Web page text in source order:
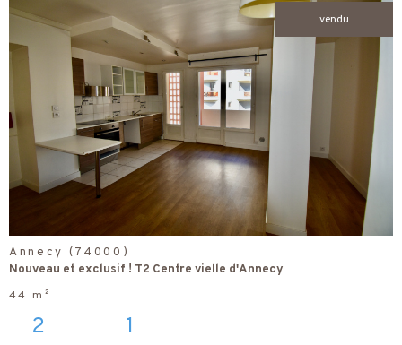
vendu
voir le
bien
Annecy (74000)
Nouveau et exclusif ! T2 Centre vielle d'Annecy
44 m²
2 1